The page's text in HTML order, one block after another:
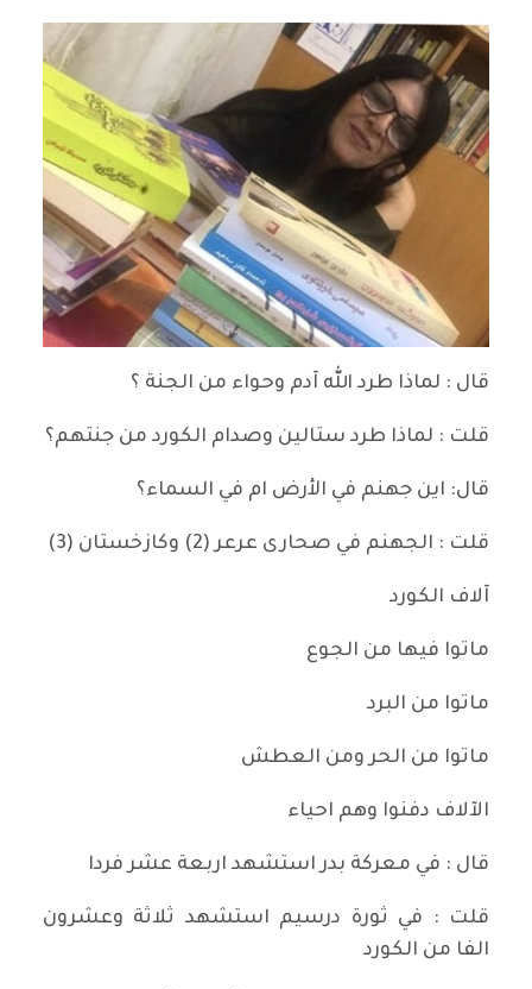
قال : لماذا طرد الله آدم وحواء من الجنة ؟
قلت : لماذا طرد ستالين وصدام الكورد من جنتهم؟
قال: اين جهنم في الأرض ام في السماء؟
قلت : الجهنم في صحارى عرعر (2) وكازخستان (3)
آلاف الكورد
ماتوا فيها من الجوع
ماتوا من البرد
ماتوا من الحر ومن العطش
الآلاف دفنوا وهم احياء
قال : في معركة بدر استشهد اربعة عشر فردا
قلت : في ثورة درسيم استشهد ثلاثة وعشرون
الفا من الكورد